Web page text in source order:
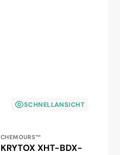
SCHNELLANSICHT
Anbieter:
CHEMOURS™
KRYTOX XHT-BDX-